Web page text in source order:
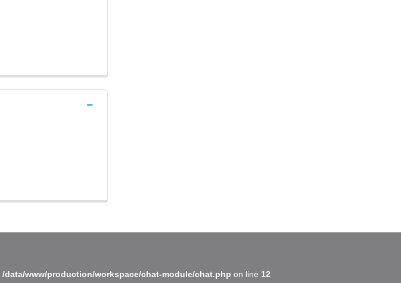
/data/www/production/workspace/chat-module/chat.php on line 12